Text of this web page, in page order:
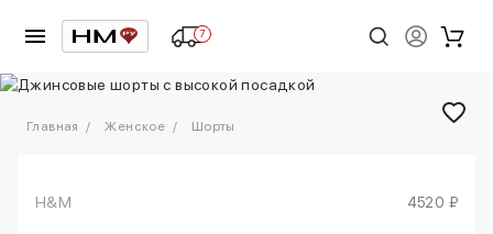
7
1/7
Главная Женское Шорты
H&M 4520 ₽